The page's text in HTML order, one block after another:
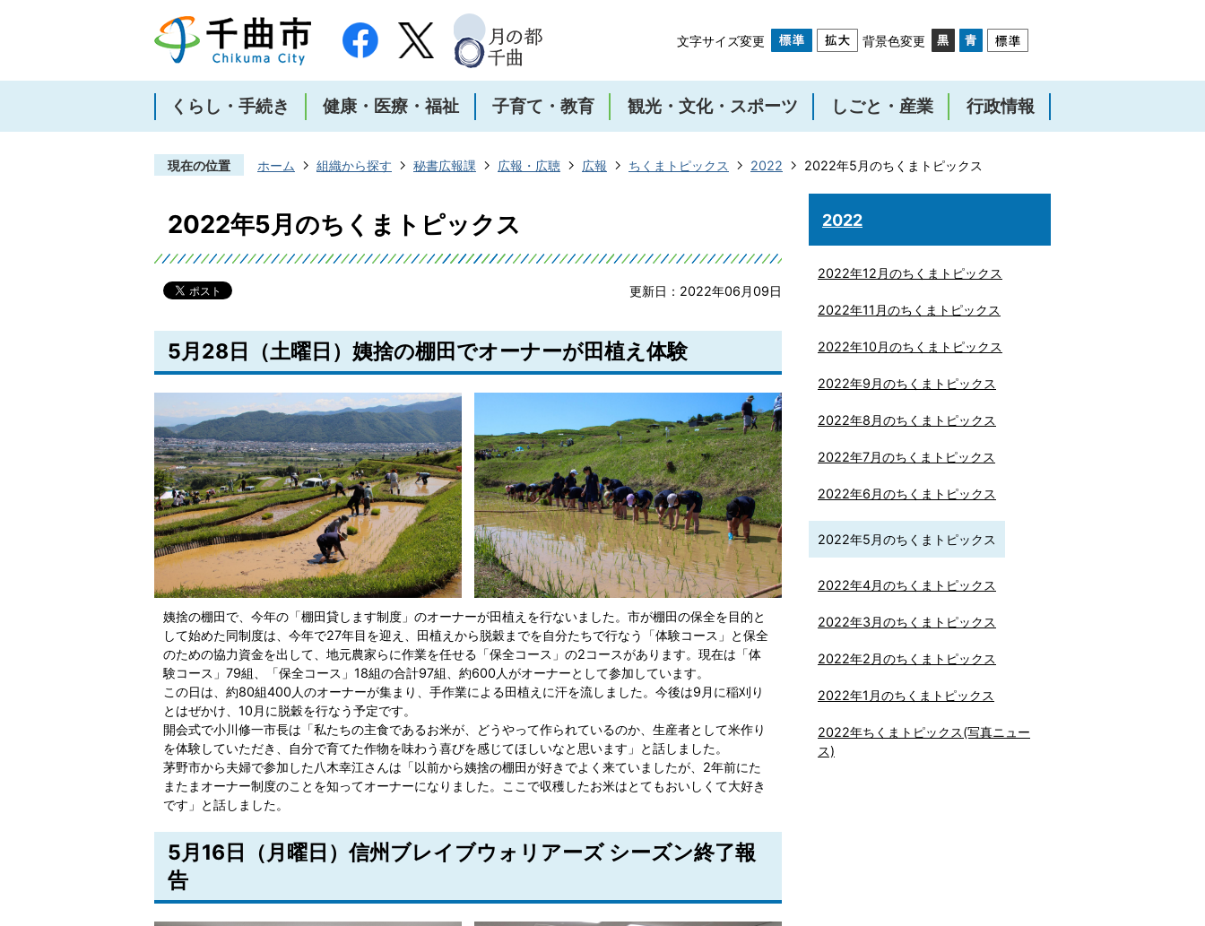
文字サイズ変更 背景色変更
くらし・手続き 健康・医療・福祉 子育て・教育 観光・文化・スポーツ しごと・産業 行政情報
現在の位置 ホーム 組織から探す 秘書広報課 広報・広聴 広報 ちくまトピックス 2022 2022年5月のちくまトピックス
2022年5月のちくまトピックス
更新日：2022年06月09日
5月28日（土曜日）姨捨の棚田でオーナーが田植え体験
姨捨の棚田で、今年の「棚田貸します制度」のオーナーが田植えを行ないました。市が棚田の保全を目的と
して始めた同制度は、今年で27年目を迎え、田植えから脱穀までを自分たちで行なう「体験コース」と保全
のための協力資金を出して、地元農家らに作業を任せる「保全コース」の2コースがあります。現在は「体
験コース」79組、「保全コース」18組の合計97組、約600人がオーナーとして参加しています。
この日は、約80組400人のオーナーが集まり、手作業による田植えに汗を流しました。今後は9月に稲刈り
とはぜかけ、10月に脱穀を行なう予定です。
開会式で小川修一市長は「私たちの主食であるお米が、どうやって作られているのか、生産者として米作り
を体験していただき、自分で育てた作物を味わう喜びを感じてほしいなと思います」と話しました。
茅野市から夫婦で参加した八木幸江さんは「以前から姨捨の棚田が好きでよく来ていましたが、2年前にた
またまオーナー制度のことを知ってオーナーになりました。ここで収穫したお米はとてもおいしくて大好き
です」と話しました。
5月16日（月曜日）信州ブレイブウォリアーズ シーズン終了報
告
2022
2022年12月のちくまトピックス
2022年11月のちくまトピックス
2022年10月のちくまトピックス
2022年9月のちくまトピックス
2022年8月のちくまトピックス
2022年7月のちくまトピックス
2022年6月のちくまトピックス
2022年5月のちくまトピックス
2022年4月のちくまトピックス
2022年3月のちくまトピックス
2022年2月のちくまトピックス
2022年1月のちくまトピックス
2022年ちくまトピックス(写真ニュー
ス)